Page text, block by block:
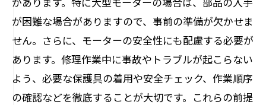
が困難な場合がありますので、事前の準備が欠かせま
せん。さらに、モーターの安全性にも配慮する必要が
あります。修理作業中に事故やトラブルが起こらない
よう、必要な保護具の着用や安全チェック、作業順序
の確認などを徹底することが大切です。これらの前提